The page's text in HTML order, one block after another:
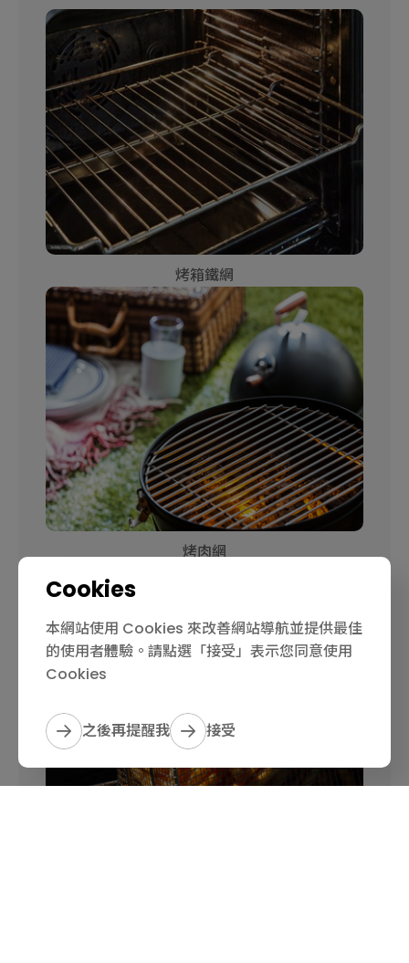
Cookies
本網站使用 Cookies 來改善網站導航並提供最佳
的使用者體驗。請點選「接受」表示您同意使用
Cookies
之後再提醒我 接受
烤箱鐵網
烤肉網